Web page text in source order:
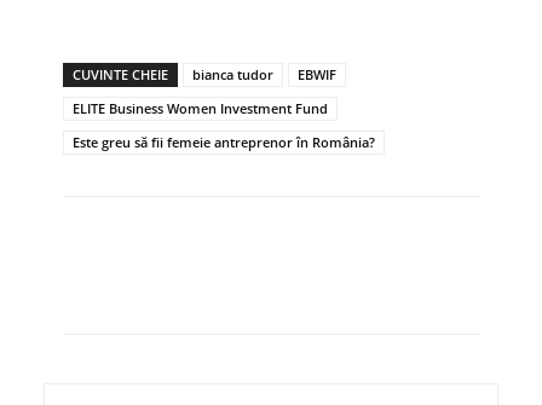
CUVINTE CHEIE bianca tudor
EBWIF
ELITE Business Women Investment Fund
Este greu să fii femeie antreprenor în România?